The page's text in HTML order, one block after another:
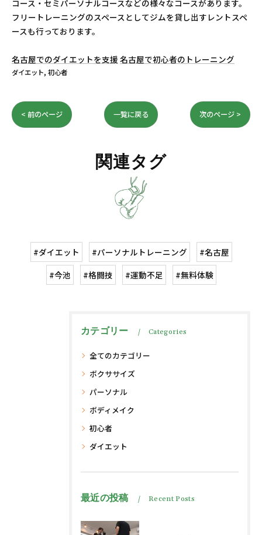
コース・セミパーソナルコースなどの様々なコースがあります。
フリートレーニングのスペースとしてジムを貸し出すレントスペ
ースも行っております。
名古屋でのダイエットを支援 名古屋で初心者のトレーニング
ダイエット 初心者
< 前のページ 一覧に戻る 次のページ >
関連タグ
#ダイエット #パーソナルトレーニング
#名古屋
#今池
#格闘技 #運動不足 #無料体験
カテゴリー Categories
全てのカテゴリー
ボクササイズ
パーソナル
ボディメイク
初心者
ダイエット
最近の投稿 Recent Posts